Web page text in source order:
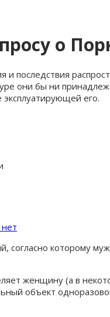
о
и последствия
они бы ни
его.
которому
женщину (а в
объект